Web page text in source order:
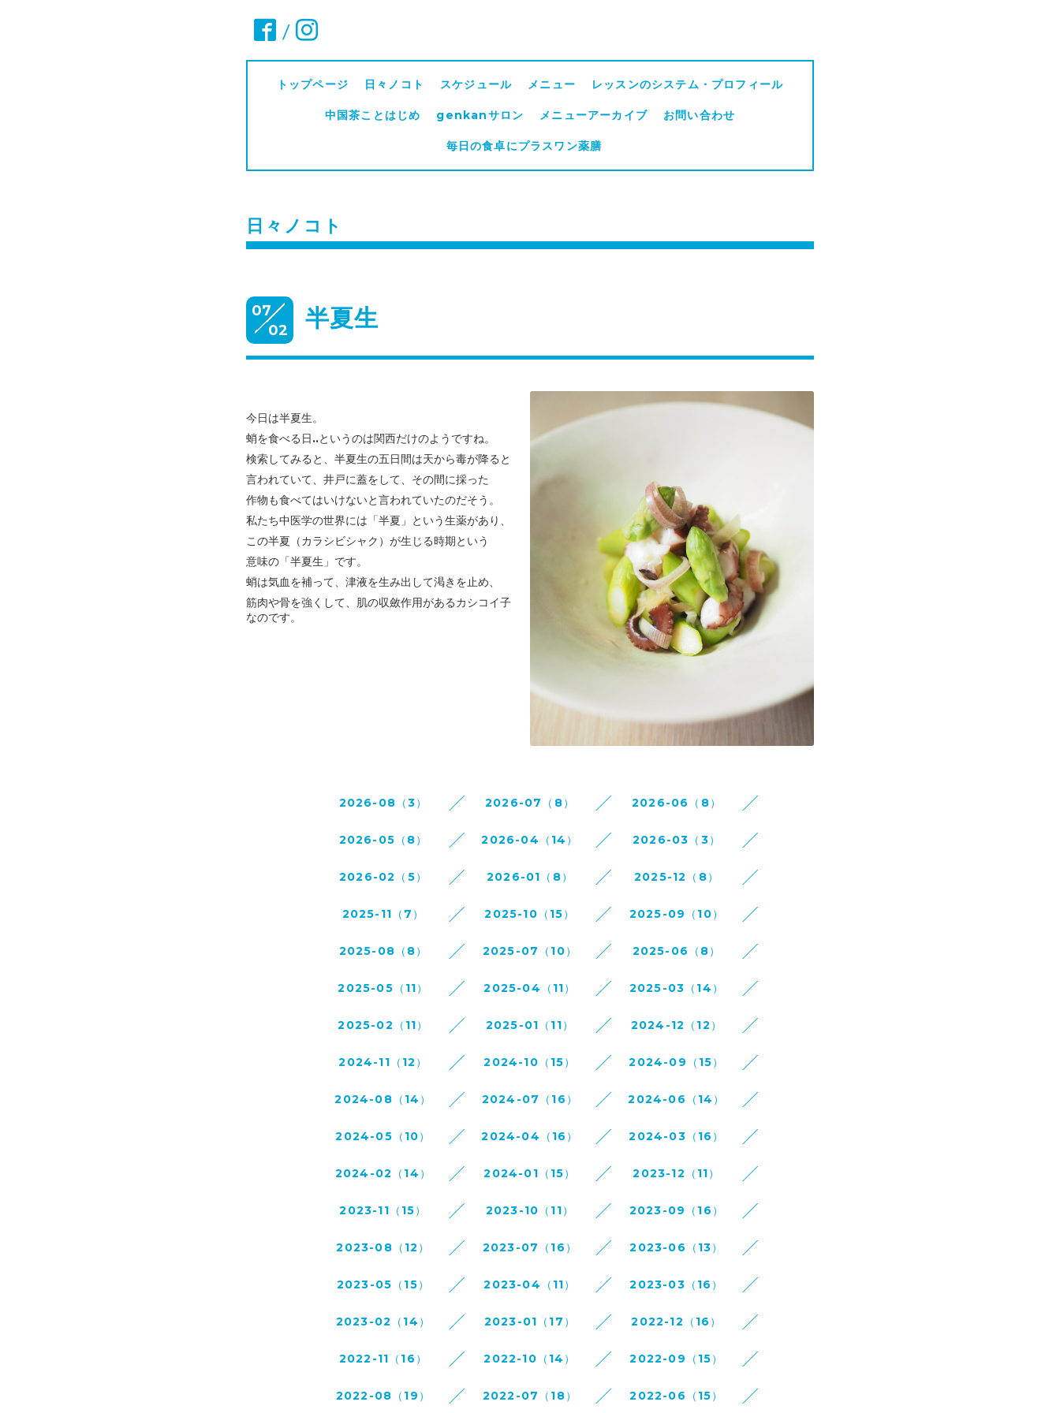
/
トップページ 日々ノコト スケジュール メニュー レッスンのシステム・プロフィール
中国茶ことはじめ genkanサロン メニューアーカイブ お問い合わせ
毎日の食卓にプラスワン薬膳
日々ノコト
07
02
半夏生
今日は半夏生。
蛸を食べる日..というのは関西だけのようですね。
検索してみると、半夏生の五日間は天から毒が降ると
言われていて、井戸に蓋をして、その間に採った
作物も食べてはいけないと言われていたのだそう。
私たち中医学の世界には「半夏」という生薬があり、
この半夏（カラシビシャク）が生じる時期という
意味の「半夏生」です。
蛸は気血を補って、津液を生み出して渇きを止め、
筋肉や骨を強くして、肌の収斂作用があるカシコイ子
なのです。
2026-08（3） 2026-07（8） 2026-06（8）
2026-05（8） 2026-04（14） 2026-03（3）
2026-02（5） 2026-01（8） 2025-12（8）
2025-11（7） 2025-10（15） 2025-09（10）
2025-08（8） 2025-07（10） 2025-06（8）
2025-05（11） 2025-04（11） 2025-03（14）
2025-02（11） 2025-01（11） 2024-12（12）
2024-11（12） 2024-10（15） 2024-09（15）
2024-08（14） 2024-07（16） 2024-06（14）
2024-05（10） 2024-04（16） 2024-03（16）
2024-02（14） 2024-01（15） 2023-12（11）
2023-11（15） 2023-10（11） 2023-09（16）
2023-08（12） 2023-07（16） 2023-06（13）
2023-05（15） 2023-04（11） 2023-03（16）
2023-02（14） 2023-01（17） 2022-12（16）
2022-11（16） 2022-10（14） 2022-09（15）
2022-08（19） 2022-07（18） 2022-06（15）